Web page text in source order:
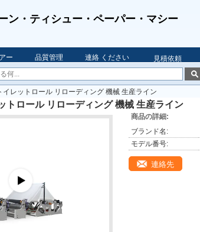
ン・ティシュー・ペーパー・マシー
ー 品質管理 連絡 ください 見積依頼
イレットロール リローディング 機械 生産ライン
トロール リローディング 機械 生産ライン
商品の詳細:
ブランド名:
モデル番号:
連絡先